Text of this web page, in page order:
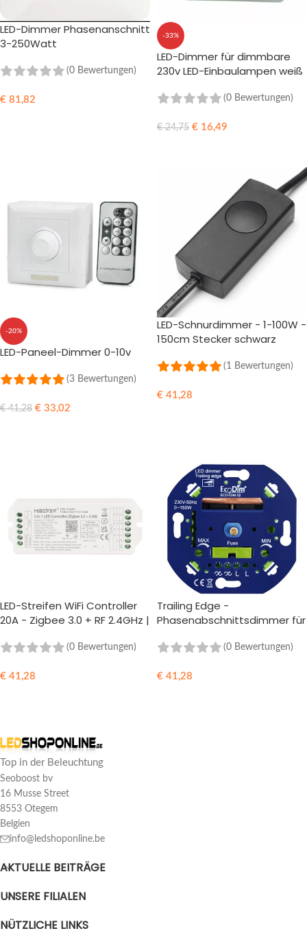
LED-Dimmer Phasenanschnitt
3-250Watt
(0 Bewertungen)
€ 81,82
-33%
LED-Dimmer für dimmbare
230v LED-Einbaulampen weiß
(0 Bewertungen)
€24,75 € 16,49
-20%
LED-Paneel-Dimmer 0-10v
(3 Bewertungen)
€41,28 € 33,02
LED-Schnurdimmer - 1-100W -
150cm Stecker schwarz
(1 Bewertungen)
€ 41,28
LED-Streifen WiFi Controller
20A - Zigbee 3.0 + RF 2.4GHz |
(0 Bewertungen)
€ 41,28
Trailing Edge -
Phasenabschnittsdimmer für
Frontplatte
(0 Bewertungen)
€ 41,28
Top in der Beleuchtung
Seoboost bv
16 Musse Street
8553 Otegem
Belgien
info@ledshoponline.be
AKTUELLE BEITRÄGE
UNSERE FILIALEN
NÜTZLICHE LINKS